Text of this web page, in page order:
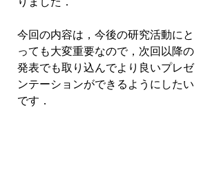
今回の内容は，今後の研究活動にと
っても大変重要なので，次回以降の
発表でも取り込んでより良いプレゼ
ンテーションができるようにしたい
です．